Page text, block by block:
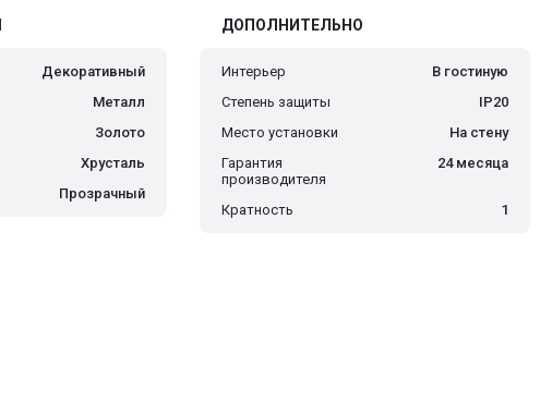
Декоративный
Металл
Золото
Хрусталь
Прозрачный
ДОПОЛНИТЕЛЬНО
Интерьер
В гостиную
Степень защиты
IP20
Место установки
На стену
Гарантия
производителя
24 месяца
Кратность 1